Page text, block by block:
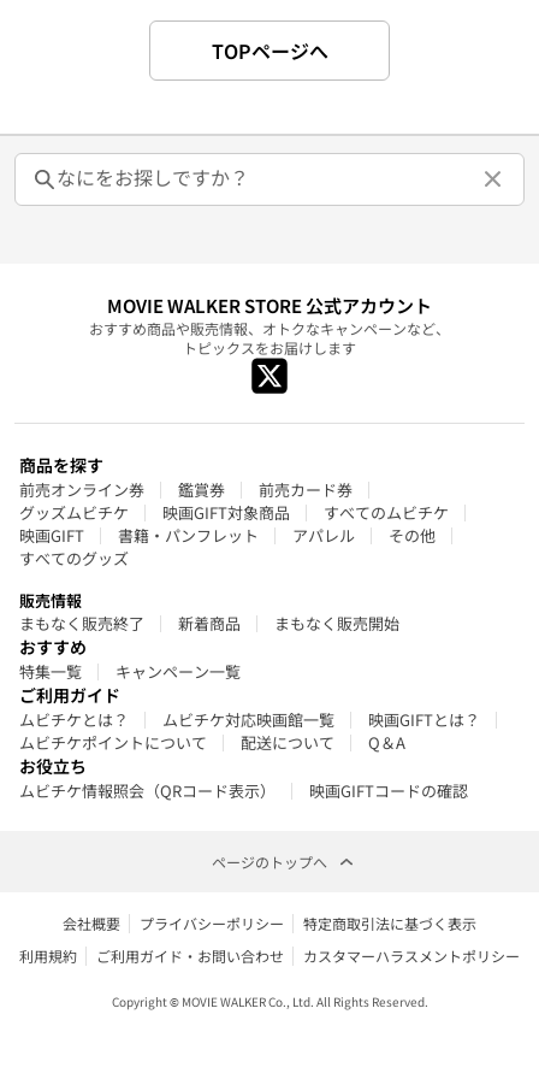
TOPページへ
MOVIE WALKER STORE 公式アカウント
おすすめ商品や販売情報、オトクなキャンペーンなど、
トピックスをお届けします
商品を探す
前売オンライン券 鑑賞券
前売カード券
グッズムビチケ
映画GIFT対象商品
すべてのムビチケ
映画GIFT
書籍・パンフレット アパレル
その他
すべてのグッズ
販売情報
まもなく販売終了
新着商品 まもなく販売開始
おすすめ
特集一覧 キャンペーン一覧
ご利用ガイド
ムビチケとは？ ムビチケ対応映画館一覧
映画GIFTとは？
ムビチケポイントについて
配送について Q＆A
お役立ち
ムビチケ情報照会（QRコード表示） 映画GIFTコードの確認
ページのトップへ
会社概要 プライバシーポリシー
特定商取引法に基づく表示
利用規約
ご利用ガイド・お問い合わせ カスタマーハラスメントポリシー
Copyright © MOVIE WALKER Co., Ltd. All Rights Reserved.